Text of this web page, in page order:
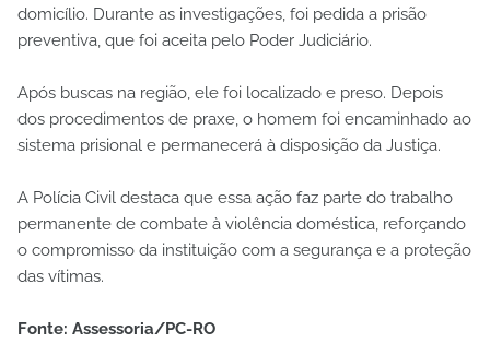
domicílio. Durante as investigações, foi pedida a prisão
preventiva, que foi aceita pelo Poder Judiciário.
Após buscas na região, ele foi localizado e preso. Depois
dos procedimentos de praxe, o homem foi encaminhado ao
sistema prisional e permanecerá à disposição da Justiça.
A Polícia Civil destaca que essa ação faz parte do trabalho
permanente de combate à violência doméstica, reforçando
o compromisso da instituição com a segurança e a proteção
das vítimas.
Fonte: Assessoria/PC-RO